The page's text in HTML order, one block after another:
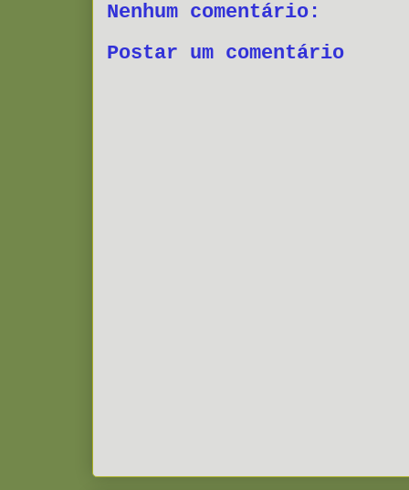
Nenhum comentário:
Postar um comentário